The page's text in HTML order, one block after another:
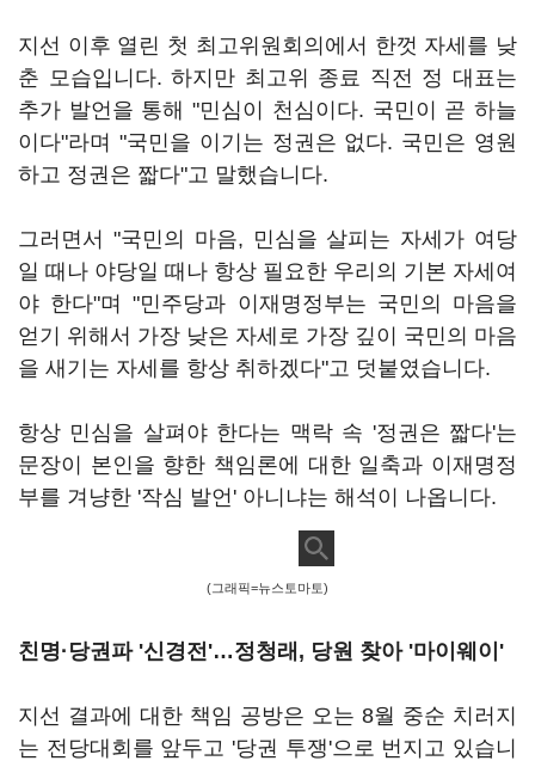
지선 이후 열린 첫 최고위원회의에서 한껏 자세를 낮
춘 모습입니다. 하지만 최고위 종료 직전 정 대표는
추가 발언을 통해 "민심이 천심이다. 국민이 곧 하늘
이다"라며 "국민을 이기는 정권은 없다. 국민은 영원
하고 정권은 짧다"고 말했습니다.
그러면서 "국민의 마음, 민심을 살피는 자세가 여당
일 때나 야당일 때나 항상 필요한 우리의 기본 자세여
야 한다"며 "민주당과 이재명정부는 국민의 마음을
얻기 위해서 가장 낮은 자세로 가장 깊이 국민의 마음
을 새기는 자세를 항상 취하겠다"고 덧붙였습니다.
항상 민심을 살펴야 한다는 맥락 속 '정권은 짧다'는
문장이 본인을 향한 책임론에 대한 일축과 이재명정
부를 겨냥한 '작심 발언' 아니냐는 해석이 나옵니다.
(그래픽=뉴스토마토)
친명·당권파 '신경전'…정청래, 당원 찾아 '마이웨이'
지선 결과에 대한 책임 공방은 오는 8월 중순 치러지
는 전당대회를 앞두고 '당권 투쟁'으로 번지고 있습니